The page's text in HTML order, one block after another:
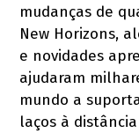
mudanças de
New Horizons,
e novidades
ajudaram
mundo a
laços à